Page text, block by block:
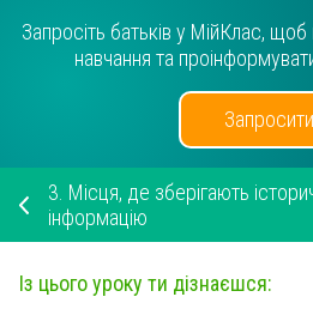
Запросіть батьків у МійКлас,
навчання та
Запросити
3. Місця, де зберігають
інформацію
Із цього уроку ти дізнаєшся: